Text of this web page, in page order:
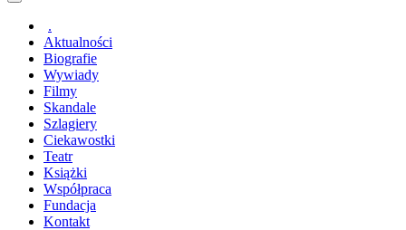
.
Aktualności
Biografie
Wywiady
Filmy
Skandale
Szlagiery
Ciekawostki
Teatr
Książki
Współpraca
Fundacja
Kontakt